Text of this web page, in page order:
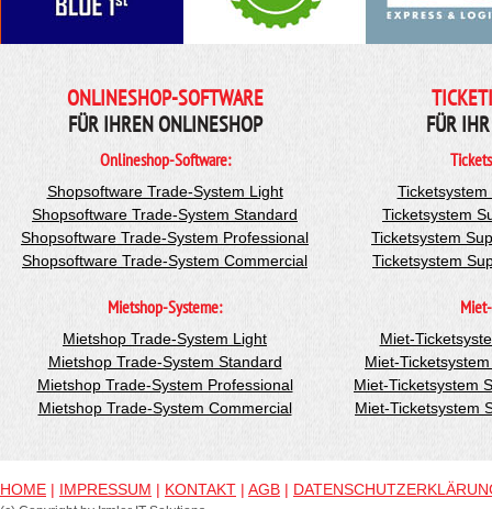
ONLINESHOP-SOFTWARE
FÜR IHREN ONLINESHOP
Onlineshop-Software:
Shopsoftware Trade-System Light
Shopsoftware Trade-System Standard
Shopsoftware Trade-System Professional
Shopsoftware Trade-System Commercial
Mietshop-Systeme:
Mietshop Trade-System Light
Mietshop Trade-System Standard
Mietshop Trade-System Professional
Mietshop Trade-System Commercial
FÜR
Ticketsystem
Ticketsystem
Ticketsystem
Miet-
Miet-
Miet-Ticketsystem
Miet-Ticketsystem
HOME | IMPRESSUM | KONTAKT | AGB |